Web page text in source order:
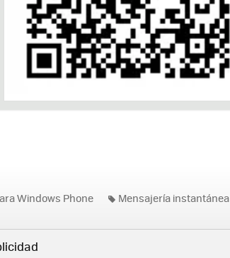
Windows Phone
Mensajería instantánea